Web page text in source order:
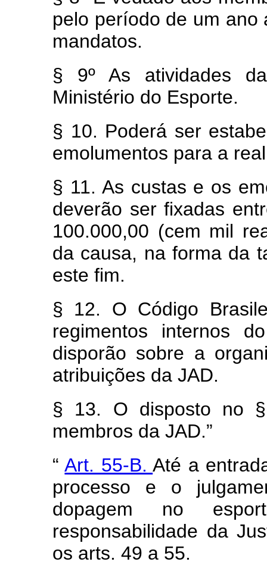
pelo período de um ano
mandatos.
§ 9º As atividades
Ministério do Esporte.
§ 10. Poderá ser
emolumentos para a
§ 11. As custas e os
deverão ser fixadas
100.000,00 (cem mil
da causa, na forma da
este fim.
§ 12. O Código
regimentos internos
disporão sobre a
atribuições da JAD.
§ 13. O disposto no
membros da JAD.”
“Art. 55-B.Até a
processo e o
dopagem no
responsabilidade da
os arts. 49 a 55.